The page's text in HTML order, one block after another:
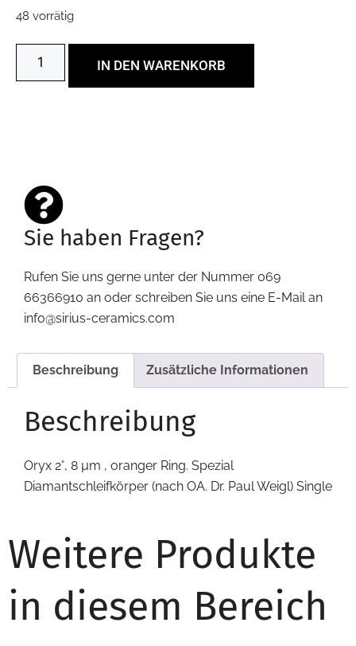
48 vorrätig
IN DEN WARENKORB
Sie haben Fragen?
Rufen Sie uns gerne unter der Nummer 069
66366910 an oder schreiben Sie uns eine E-Mail an
info@sirius-ceramics.com
Beschreibung Zusätzliche Informationen
Beschreibung
Oryx 2°, 8 µm , oranger Ring. Spezial
Diamantschleifkörper (nach OA. Dr. Paul Weigl) Single
Weitere Produkte
in diesem Bereich